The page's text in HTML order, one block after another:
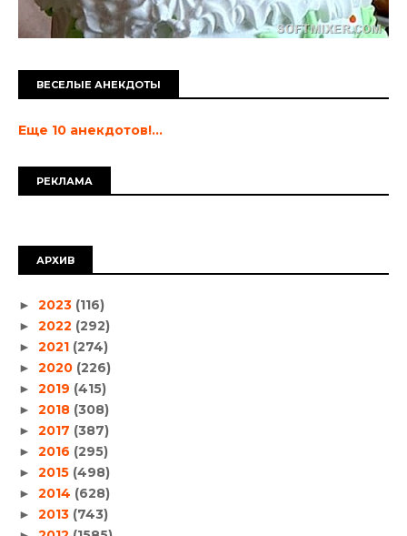
ВЕСЕЛЫЕ АНЕКДОТЫ
Еще 10 анекдотов!...
РЕКЛАМА
АРХИВ
► 2023 (116)
► 2022 (292)
► 2021 (274)
► 2020 (226)
► 2019 (415)
► 2018 (308)
► 2017 (387)
► 2016 (295)
► 2015 (498)
► 2014 (628)
► 2013 (743)